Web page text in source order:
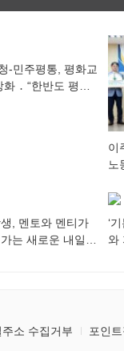
-민주평통, 평화교
․ “한반도 평화,
이
노
, 멘토와 멘티가
는 새로운 내일
‘
와
주소 수집거부 포인